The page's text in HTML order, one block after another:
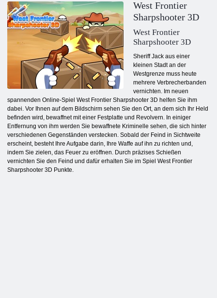
West Frontier
Sharpshooter 3D
West Frontier
Sharpshooter 3D
Sheriff Jack aus einer
kleinen Stadt an der
Westgrenze muss heute
mehrere Verbrecherbanden
vernichten. Im neuen
spannenden Online-Spiel West Frontier Sharpshooter 3D helfen Sie ihm
dabei. Vor Ihnen auf dem Bildschirm sehen Sie den Ort, an dem sich Ihr Held
befinden wird, bewaffnet mit einer Festplatte und Revolvern. In einiger
Entfernung von ihm werden Sie bewaffnete Kriminelle sehen, die sich hinter
verschiedenen Gegenständen verstecken. Sobald der Feind in Sichtweite
erscheint, besteht Ihre Aufgabe darin, Ihre Waffe auf ihn zu richten und,
indem Sie zielen, das Feuer zu eröffnen. Durch präzises Schießen
vernichten Sie den Feind und dafür erhalten Sie im Spiel West Frontier
Sharpshooter 3D Punkte.